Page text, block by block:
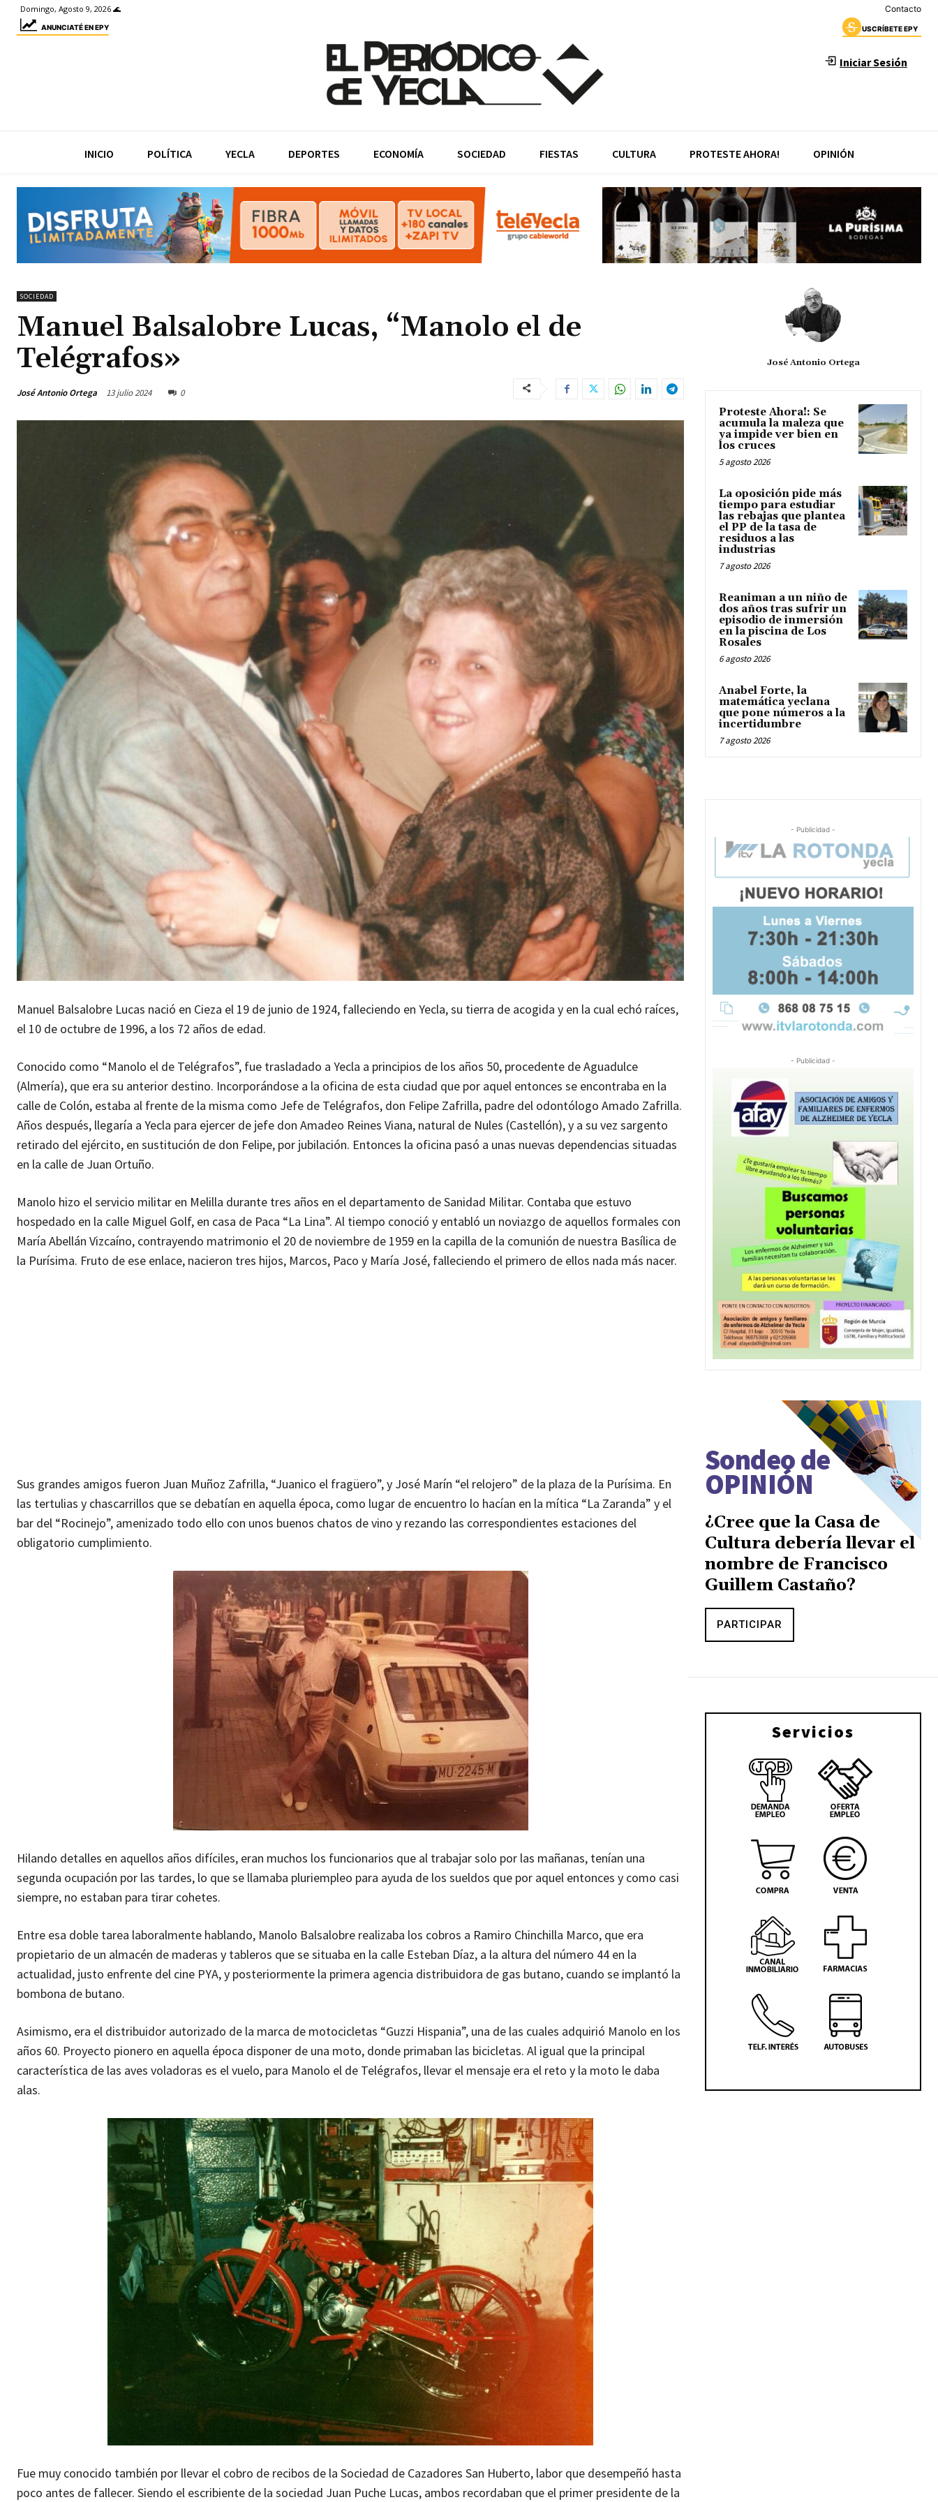
Domingo, Agosto 9, 2026 🌊 Contacto
ANUNCIATÉ EN EPY USCRÍBETE EPY
Iniciar Sesión
INICIO POLÍTICA YECLA DEPORTES ECONOMÍA SOCIEDAD FIESTAS CULTURA PROTESTE AHORA! OPINIÓN
SOCIEDAD
Manuel Balsalobre Lucas, “Manolo el de
Telégrafos»
José Antonio Ortega 13 julio 2024 0
Manuel Balsalobre Lucas nació en Cieza el 19 de junio de 1924, falleciendo en Yecla, su tierra de acogida y en la cual echó raíces,
el 10 de octubre de 1996, a los 72 años de edad.
Conocido como “Manolo el de Telégrafos”, fue trasladado a Yecla a principios de los años 50, procedente de Aguadulce
(Almería), que era su anterior destino. Incorporándose a la oficina de esta ciudad que por aquel entonces se encontraba en la
calle de Colón, estaba al frente de la misma como Jefe de Telégrafos, don Felipe Zafrilla, padre del odontólogo Amado Zafrilla.
Años después, llegaría a Yecla para ejercer de jefe don Amadeo Reines Viana, natural de Nules (Castellón), y a su vez sargento
retirado del ejército, en sustitución de don Felipe, por jubilación. Entonces la oficina pasó a unas nuevas dependencias situadas
en la calle de Juan Ortuño.
Manolo hizo el servicio militar en Melilla durante tres años en el departamento de Sanidad Militar. Contaba que estuvo
hospedado en la calle Miguel Golf, en casa de Paca “La Lina”. Al tiempo conoció y entabló un noviazgo de aquellos formales con
María Abellán Vizcaíno, contrayendo matrimonio el 20 de noviembre de 1959 en la capilla de la comunión de nuestra Basílica de
la Purísima. Fruto de ese enlace, nacieron tres hijos, Marcos, Paco y María José, falleciendo el primero de ellos nada más nacer.
Sus grandes amigos fueron Juan Muñoz Zafrilla, “Juanico el fragüero”, y José Marín “el relojero” de la plaza de la Purísima. En
las tertulias y chascarrillos que se debatían en aquella época, como lugar de encuentro lo hacían en la mítica “La Zaranda” y el
bar del “Rocinejo”, amenizado todo ello con unos buenos chatos de vino y rezando las correspondientes estaciones del
obligatorio cumplimiento.
Hilando detalles en aquellos años difíciles, eran muchos los funcionarios que al trabajar solo por las mañanas, tenían una
segunda ocupación por las tardes, lo que se llamaba pluriempleo para ayuda de los sueldos que por aquel entonces y como casi
siempre, no estaban para tirar cohetes.
Entre esa doble tarea laboralmente hablando, Manolo Balsalobre realizaba los cobros a Ramiro Chinchilla Marco, que era
propietario de un almacén de maderas y tableros que se situaba en la calle Esteban Díaz, a la altura del número 44 en la
actualidad, justo enfrente del cine PYA, y posteriormente la primera agencia distribuidora de gas butano, cuando se implantó la
bombona de butano.
Asimismo, era el distribuidor autorizado de la marca de motocicletas “Guzzi Hispania”, una de las cuales adquirió Manolo en los
años 60. Proyecto pionero en aquella época disponer de una moto, donde primaban las bicicletas. Al igual que la principal
característica de las aves voladoras es el vuelo, para Manolo el de Telégrafos, llevar el mensaje era el reto y la moto le daba
alas.
Fue muy conocido también por llevar el cobro de recibos de la Sociedad de Cazadores San Huberto, labor que desempeñó hasta
poco antes de fallecer. Siendo el escribiente de la sociedad Juan Puche Lucas, ambos recordaban que el primer presidente de la
José Antonio Ortega
Proteste Ahora!: Se
acumula la maleza que
ya impide ver bien en
los cruces
5 agosto 2026
La oposición pide más
tiempo para estudiar
las rebajas que plantea
el PP de la tasa de
residuos a las
industrias
7 agosto 2026
Reaniman a un niño de
dos años tras sufrir un
episodio de inmersión
en la piscina de Los
Rosales
6 agosto 2026
Anabel Forte, la
matemática yeclana
que pone números a la
incertidumbre
7 agosto 2026
- Publicidad -
- Publicidad -
Sondeo de
OPINIÓN
¿Cree que la Casa de
Cultura debería llevar el
nombre de Francisco
Guillem Castaño?
PARTICIPAR
Servicios